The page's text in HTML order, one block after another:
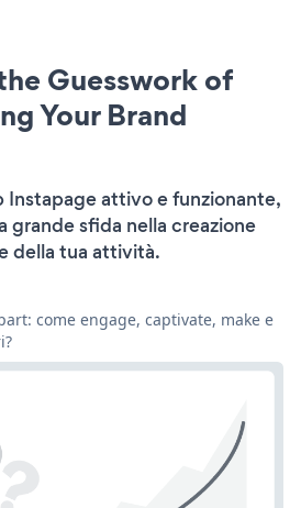
Guesswork of
Your Brand
Instapage attivo e funzionante,
grande sfida nella creazione
della tua attività.
come engage, captivate, make e